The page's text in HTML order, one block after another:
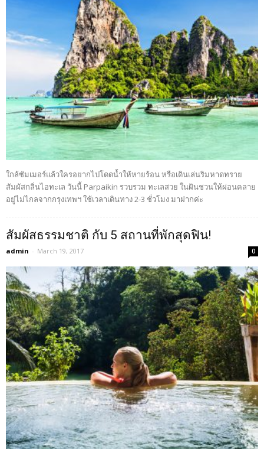
ใกล้ซัมเมอร์แล้วใครอยากไปโดดน้ำให้หายร้อน หรือเดินเล่นริมหาดทราย
สัมผัสกลิ่นไอทะเล วันนี้ Parpaikin รวบรวม ทะเลสวย ในฝันชวนให้ผ่อนคลาย
อยู่ไม่ไกลจากกรุงเทพฯ ใช้เวลาเดินทาง 2-3 ชั่วโมง มาฝากค่ะ
สัมผัสธรรมชาติ กับ 5 สถานที่พักสุดฟิน!
admin - March 19, 2017 0